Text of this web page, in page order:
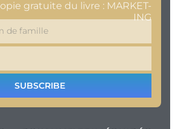
gratuite du livre : MARKET-
ING
SUBSCRIBE